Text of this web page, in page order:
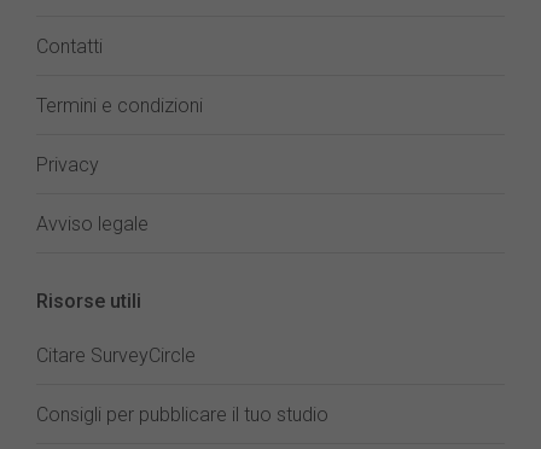
Contatti
Termini e condizioni
Privacy
Avviso legale
Risorse utili
Citare SurveyCircle
Consigli per pubblicare il tuo studio